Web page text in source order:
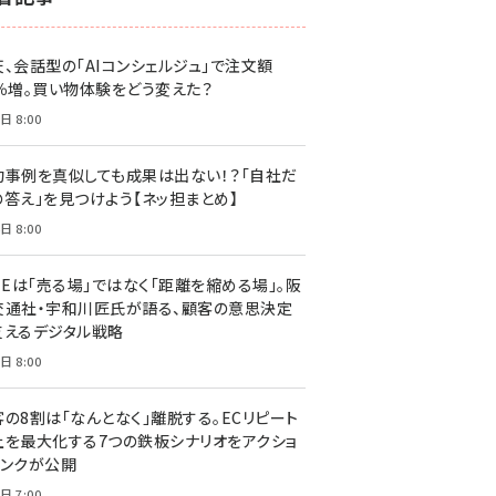
会話型の「AIコンシェルジュ」で注文額
増。買い物体験をどう変えた？
8:00
例を真似しても成果は出ない！？「自社だ
え」を見つけよう【ネッ担まとめ】
8:00
は「売る場」ではなく「距離を縮める場」。阪
社・宇和川匠氏が語る、顧客の意思決定
るデジタル戦略
8:00
8割は「なんとなく」離脱する。ECリピート
最大化する7つの鉄板シナリオをアクショ
クが公開